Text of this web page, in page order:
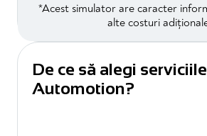
*Acest simulator are caracter
alte costuri
De ce să alegi serviciile
Automotion?